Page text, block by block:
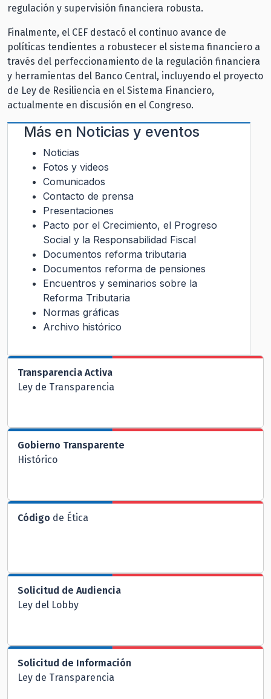
regulación y supervisión financiera robusta.
Finalmente, el CEF destacó el continuo avance de
políticas tendientes a robustecer el sistema financiero a
través del perfeccionamiento de la regulación financiera
y herramientas del Banco Central, incluyendo el proyecto
de Ley de Resiliencia en el Sistema Financiero,
actualmente en discusión en el Congreso.
Más en Noticias y eventos
Noticias
Fotos y videos
Comunicados
Contacto de prensa
Presentaciones
Pacto por el Crecimiento, el Progreso
Social y la Responsabilidad Fiscal
Documentos reforma tributaria
Documentos reforma de pensiones
Encuentros y seminarios sobre la
Reforma Tributaria
Normas gráficas
Archivo histórico
Transparencia Activa
Ley de Transparencia
Gobierno Transparente
Histórico
Código de Ética
Solicitud de Audiencia
Ley del Lobby
Solicitud de Información
Ley de Transparencia